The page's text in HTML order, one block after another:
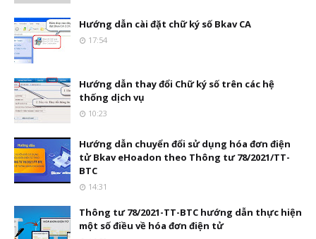
Hướng dẫn cài đặt chữ ký số Bkav CA
17:54
Hướng dẫn thay đổi Chữ ký số trên các hệ
thống dịch vụ
10:23
Hướng dẫn chuyển đổi sử dụng hóa đơn điện
tử Bkav eHoadon theo Thông tư 78/2021/TT-
BTC
14:31
Thông tư 78/2021-TT-BTC hướng dẫn thực hiện
một số điều về hóa đơn điện tử